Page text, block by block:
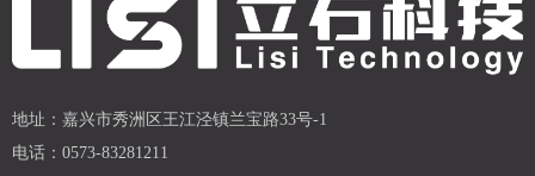
地址： 嘉兴市秀洲区王江泾镇兰宝路33号-1
电话： 0573-83281211